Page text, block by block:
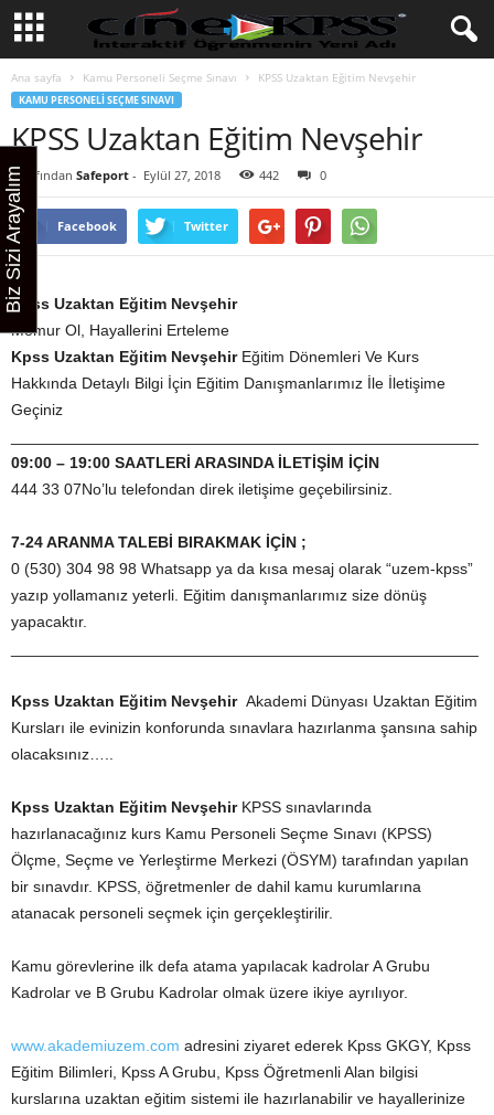
Ana sayfa Kamu Personeli Seçme Sınavı KPSS Uzaktan Eğitim Nevşehir
KAMU PERSONELI SEÇME SINAVI
KPSS Uzaktan Eğitim Nevşehir
Tarafından Safeport - Eylül 27, 2018 442 0
Facebook Twitter
Kpss Uzaktan Eğitim Nevşehir
Memur Ol, Hayallerini Erteleme
Kpss Uzaktan Eğitim Nevşehir Eğitim Dönemleri Ve Kurs
Hakkında Detaylı Bilgi İçin Eğitim Danışmanlarımız İle İletişime
Geçiniz
09:00 – 19:00 SAATLERİ ARASINDA İLETİŞİM İÇİN
444 33 07No’lu telefondan direk iletişime geçebilirsiniz.
7-24 ARANMA TALEBİ BIRAKMAK İÇİN ;
0 (530) 304 98 98 Whatsapp ya da kısa mesaj olarak “uzem-kpss”
yazıp yollamanız yeterli. Eğitim danışmanlarımız size dönüş
yapacaktır.
Kpss Uzaktan Eğitim Nevşehir Akademi Dünyası Uzaktan Eğitim
Kursları ile evinizin konforunda sınavlara hazırlanma şansına sahip
olacaksınız…..
Kpss Uzaktan Eğitim Nevşehir KPSS sınavlarında
hazırlanacağınız kurs Kamu Personeli Seçme Sınavı (KPSS)
Ölçme, Seçme ve Yerleştirme Merkezi (ÖSYM) tarafından yapılan
bir sınavdır. KPSS, öğretmenler de dahil kamu kurumlarına
atanacak personeli seçmek için gerçekleştirilir.
Kamu görevlerine ilk defa atama yapılacak kadrolar A Grubu
Kadrolar ve B Grubu Kadrolar olmak üzere ikiye ayrılıyor.
www.akademiuzem.com adresini ziyaret ederek Kpss GKGY, Kpss
Eğitim Bilimleri, Kpss A Grubu, Kpss Öğretmenli Alan bilgisi
kurslarına uzaktan eğitim sistemi ile hazırlanabilir ve hayallerinize
Biz Sizi Arayalım